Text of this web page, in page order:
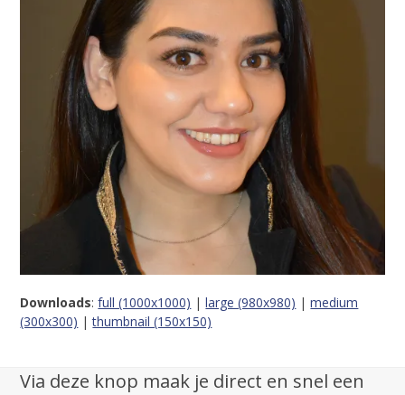
Downloads:full (1000x1000) |large (980x980) |medium
(300x300) |thumbnail (150x150)
Via deze knop maak je direct en snel een